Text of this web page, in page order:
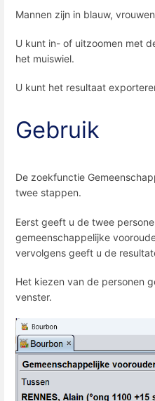
Mannen zijn in blauw,
U kunt in- of uitzoomen met
het muiswiel.
U kunt het resultaat
Gebruik
De zoekfunctie
twee stappen.
Eerst geeft u de twee
gemeenschappelijke
vervolgens geeft u de
Het kiezen van de personen
venster.